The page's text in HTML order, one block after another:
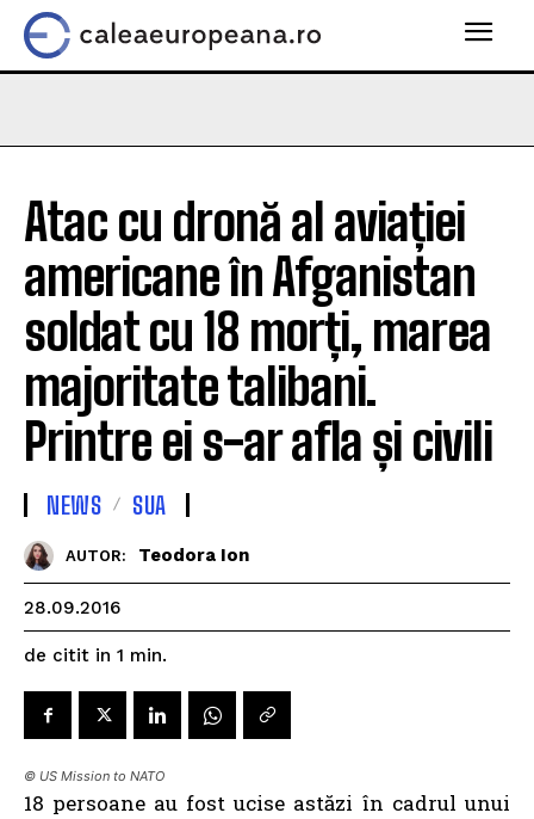
Atac cu dronă al aviației
americane în Afganistan
soldat cu 18 morți, marea
majoritate talibani.
Printre ei s-ar afla și civili
NEWS SUA
AUTOR: Teodora Ion
28.09.2016
de citit in 1 min.
© US Mission to NATO
18 persoane au fost ucise astăzi în cadrul unui